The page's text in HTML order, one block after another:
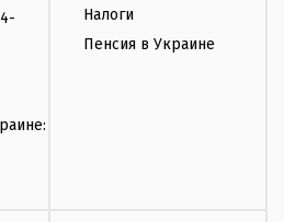
Налоги
Пенсия в Украине